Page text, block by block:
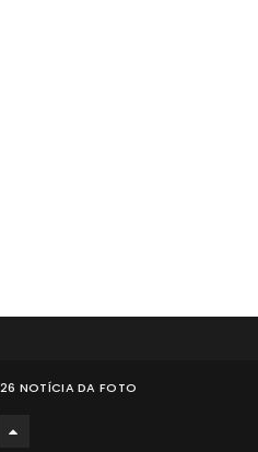
NOTÍCIA DA FOTO